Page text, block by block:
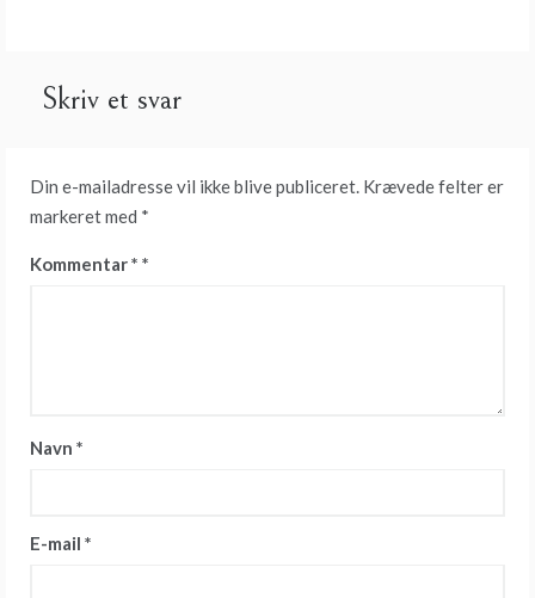
Skriv et svar
Din e-mailadresse vil ikke blive publiceret. Krævede felter er
markeret med *
Kommentar*
Navn *
E-mail *